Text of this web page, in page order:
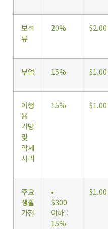
보석
류
20% $2.00
부엌 15% $1.00
여행
용
가방
및
악세
서리
15% $1.00
주요
생활
가전
•
$300
이하 :
15%
$1.00